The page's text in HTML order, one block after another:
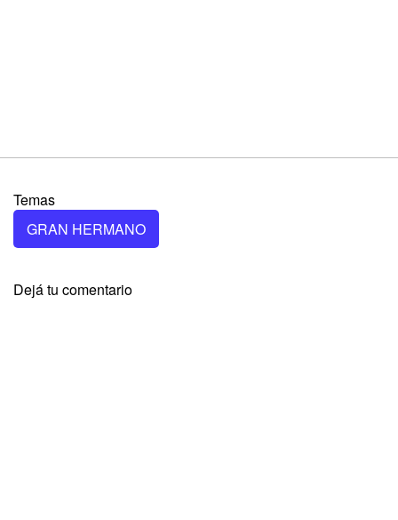
Temas
GRAN HERMANO
Dejá tu comentario